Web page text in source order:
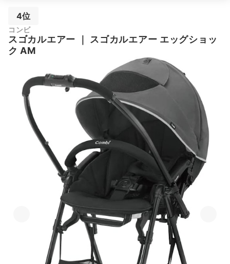
4位
コンビ
スゴカルエアー
スゴカルエアー エッグショッ
ク AM